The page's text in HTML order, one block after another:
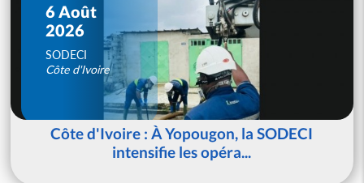
6 Août
2026
SODECI
Côte d'Ivoire
Côte d'Ivoire : À Yopougon, la SODECI
intensifie les opéra...